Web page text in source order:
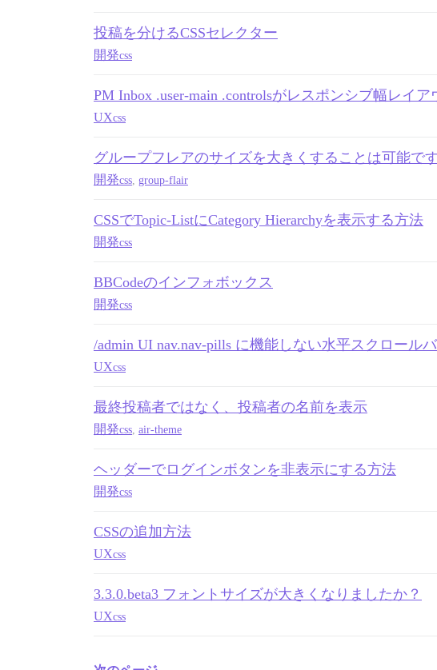
投稿を分けるCSSセレクター
開発css
PM Inbox .user-main .controlsがレスポンシブ幅レイア
UXcss
グループフレアのサイズを大きくすることは可能で
開発css group-flair
CSSでTopic-ListにCategory Hierarchyを表示する方法
開発css
BBCodeのインフォボックス
開発css
/admin UI nav.nav-pills に機能しない水平スクロール
UXcss
最終投稿者ではなく、投稿者の名前を表示
開発css air-theme
ヘッダーでログインボタンを非表示にする方法
開発css
CSSの追加方法
UXcss
3.3.0.beta3 フォントサイズが大きくなりましたか？
UXcss